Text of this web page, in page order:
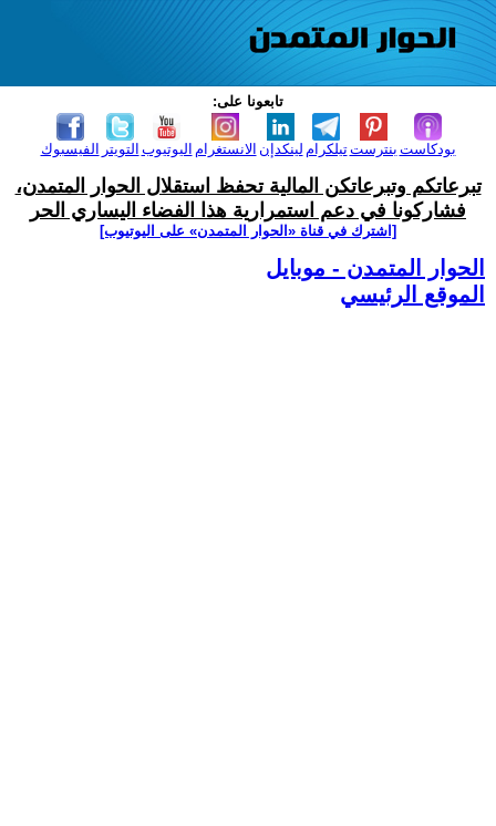
تابعونا على:
الفيسبوك التويتر اليوتيوب الانستغرام لينكدإن تيلكرامبنترست بودكاست
تبرعاتكم وتبرعاتكن المالية تحفظ استقلال الحوار المتمدن،
فشاركونا في دعم استمرارية هذا الفضاء اليساري الحر
[اشترك في قناة ‫«الحوار المتمدن» على اليوتيوب]
الحوار المتمدن - موبايل
الموقع الرئيسي